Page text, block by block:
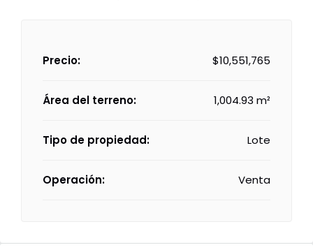
Precio: $10,551,765
Área del terreno: 1,004.93 m²
Tipo de propiedad: Lote
Operación: Venta